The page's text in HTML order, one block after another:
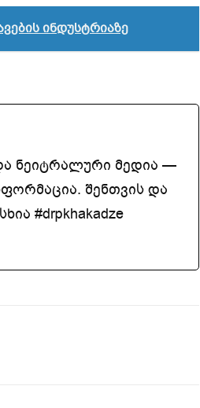
ინდუსტრიაზე
ნეიტრალური მედია —
შენთვის და
#drpkhakadze